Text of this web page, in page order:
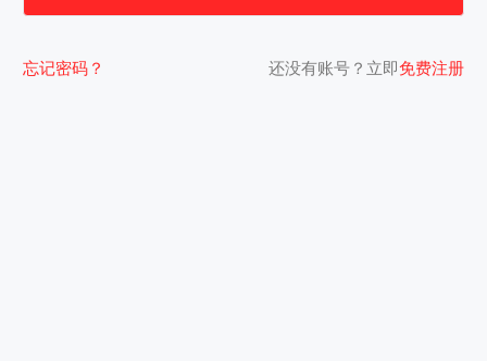
忘记密码？ 还没有账号？立即免费注册